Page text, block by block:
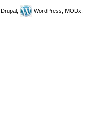
Drupal, WordPress, MODx.